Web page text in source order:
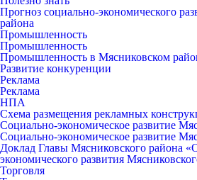
Прогноз социально-экономического
района
Промышленность
Промышленность
Промышленность в Мясниковском
Развитие конкуренции
Реклама
Реклама
НПА
Схема размещения рекламных
Социально-экономическое развитие
Социально-экономическое развитие
Доклад Главы Мясниковского района
экономического развития
Торговля